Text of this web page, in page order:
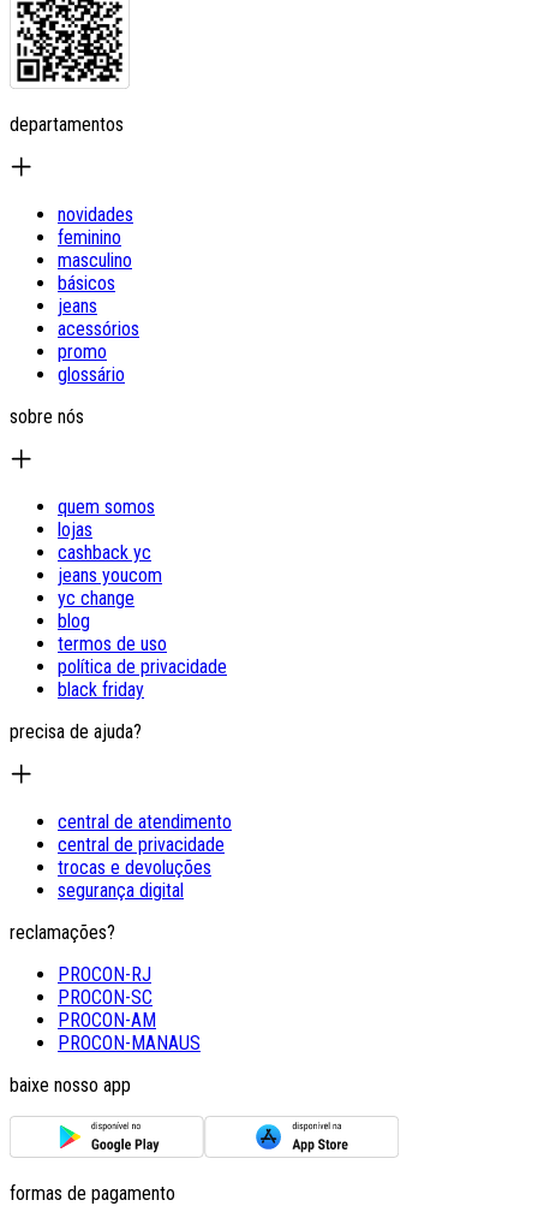
departamentos
novidades
feminino
masculino
básicos
jeans
acessórios
promo
glossário
sobre nós
quem somos
lojas
cashback yc
jeans youcom
yc change
blog
termos de uso
política de privacidade
black friday
precisa de ajuda?
central de atendimento
central de privacidade
trocas e devoluções
segurança digital
reclamações?
PROCON-RJ
PROCON-SC
PROCON-AM
PROCON-MANAUS
baixe nosso app
formas de pagamento